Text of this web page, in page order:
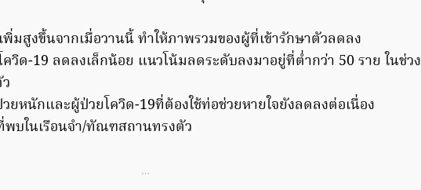
มสูงขึ้นจากเมื่อวานนี้ ทำให้ภาพรวมของผู้ที่เข้ารักษาตัวลดลง
วิด-19 ลดลงเล็กน้อย แนวโน้มลดระดับลงมาอยู่ที่ต่ำกว่า 50 ราย ในช่วง
ยหนักและผู้ป่วยโควิด-19ที่ต้องใช้ท่อช่วยหายใจยังลดลงต่อเนื่อง
พบในเรือนจำ/ทัณฑสถานทรงตัว
…